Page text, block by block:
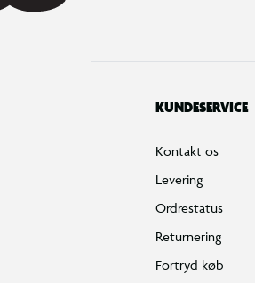
KUNDESERVICE
Kontakt os
Levering
Ordrestatus
Returnering
Fortryd køb